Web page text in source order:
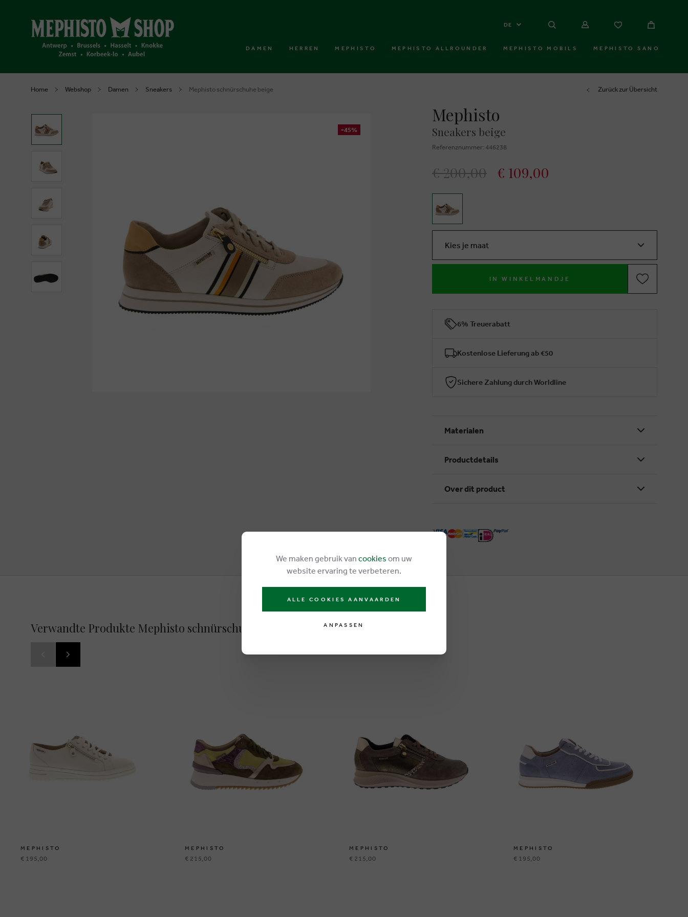
DE
DAMEN HERREN MEPHISTO MEPHISTO ALLROUNDER MEPHISTO MOBILS MEPHISTO SANO
Home Webshop Damen Sneakers Mephisto schnürschuhe beige Zurück zur Übersicht
Mephisto
Sneakers beige
Referenznummer: 446238
-45%
€ 200,00 € 109,00
Kies je maat
IN WINKELMANDJE
6% Treuerabatt
Kostenlose Lieferung ab €50
Sichere Zahlung durch Worldline
Materialen
Productdetails
Over dit product
Verwandte Produkte Mephisto schnürschuhe beige
MEPHISTO
€ 195,00
MEPHISTO
€ 215,00
MEPHISTO
€ 215,00
MEPHISTO
€ 195,00
We maken gebruik van cookies om uw
website ervaring te verbeteren.
ALLE COOKIES AANVAARDEN
ANPASSEN